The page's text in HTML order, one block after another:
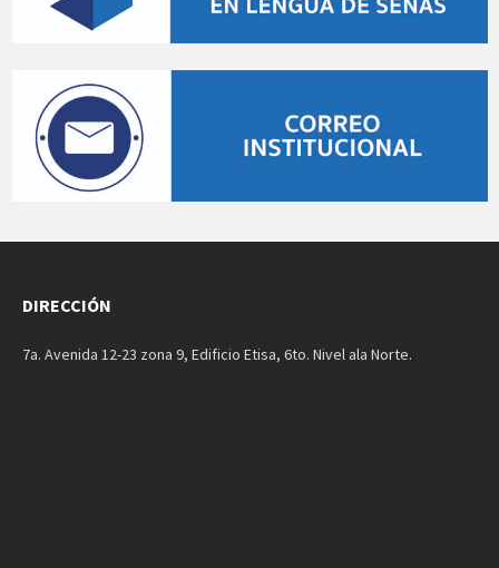
DIRECCIÓN
7a. Avenida 12-23 zona 9, Edificio Etisa, 6to. Nivel ala Norte.